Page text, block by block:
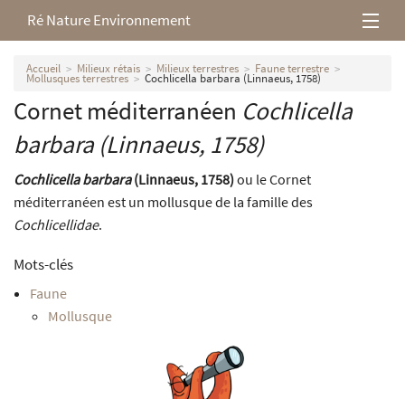
Ré Nature Environnement
L’association
Milieux rétais
Nos parutions
Accueil Milieux rétais Milieux terrestres Faune terrestre
Mollusques terrestres Cochlicella barbara (Linnaeus, 1758)
Cornet méditerranéen Cochlicella
barbara(Linnaeus, 1758)
Cochlicella barbara(Linnaeus, 1758)ou le Cornet
méditerranéen est un mollusque de la famille des
Cochlicellidae.
Mots-clés
Faune
Mollusque